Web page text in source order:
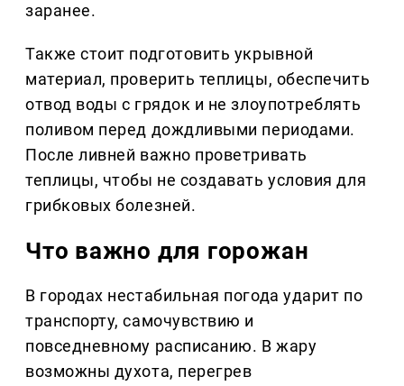
заранее.
Также стоит подготовить укрывной
материал, проверить теплицы, обеспечить
отвод воды с грядок и не злоупотреблять
поливом перед дождливыми периодами.
После ливней важно проветривать
теплицы, чтобы не создавать условия для
грибковых болезней.
Что важно для горожан
В городах нестабильная погода ударит по
транспорту, самочувствию и
повседневному расписанию. В жару
возможны духота, перегрев